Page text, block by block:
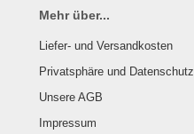
Mehr über...
Liefer- und Versandkosten
Privatsphäre und Datenschutz
Unsere AGB
Impressum